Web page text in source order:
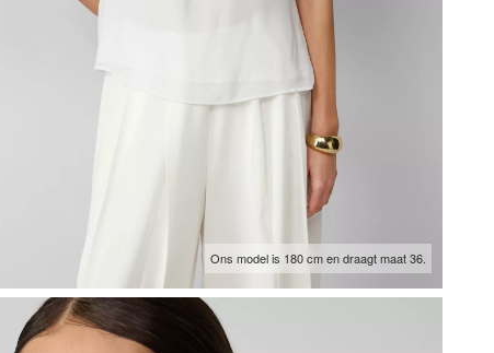
Ons model is 180 cm en draagt maat 36.